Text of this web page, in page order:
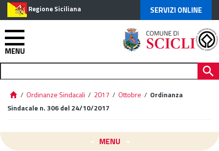
Regione Siciliana SERVIZI ONLINE
MENU
/ Ordinanze Sindacali / 2017 / Ottobre / Ordinanza
Sindacale n. 306 del 24/10/2017
MENU